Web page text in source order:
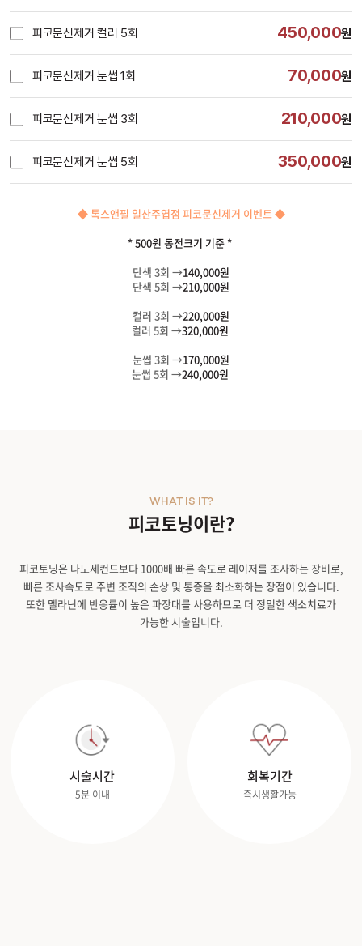
피코문신제거 컬러 5회 450,000원
피코문신제거 눈썹 1회 70,000원
피코문신제거 눈썹 3회 210,000원
피코문신제거 눈썹 5회 350,000원
◆ 톡스앤필 일산주엽점 피코문신제거 이벤트 ◆
* 500원 동전크기 기준 *
단색 3회 →140,000원
단색 5회 →210,000원
컬러 3회 →220,000원
컬러 5회 →320,000원
눈썹 3회 →170,000원
눈썹 5회 →240,000원
피코토닝이란?
WHAT IS IT?
피코토닝은 나노세컨드보다 1000배 빠른 속도로 레이저를 조사하는 장비로,
빠른 조사속도로 주변 조직의 손상 및 통증을 최소화하는 장점이 있습니다.
또한 멜라닌에 반응률이 높은 파장대를 사용하므로 더 정밀한 색소치료가
가능한 시술입니다.
시술시간
5분 이내
회복기간
즉시생활가능